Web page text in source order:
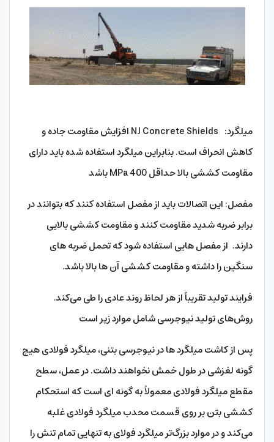
میلگرد: NJ Concrete Shields افزایش مقاومت جاده و
کاهش انحراف است. بنابراین میلگرد استفاده شده باید دارای
مقاومت کششی بالا حداقل 400 MPa باشد
مفصل: این اتصالات باید از مفصل‌ استفاده کنند که بتوانند در
برابر ضربه شدید مقاومت کنند و مقاومت کششی بالایی
دارند. از مفصل‌ هایی استفاده شود که تحمل ضربه ‌‌‌‌‌های
سنگین را داشته و مقاومت کششی آن‌ ها بالا باشد.
فرایند تولید تقریباً از هر لحاظ روند عادی را طی می‌کند.
روش‌‌‌‌های تولید نیوجرسی شامل موارد زیر است
پس از کاشت میلگرد ها در نیوجرسی بتنی، میلگرد فولادی هیچ
گونه لغزشی در طول خمش نخواهند داشت. در عمل، سطح
مقطع میلگرد فولادی معمولاً به گونه‌ ای است که استحکام
کششی بتن بر روی قسمت محدب میلگرد فولادی غلبه
می‌کند و در موارد بزرگ‌تر میلگرد فولای به تنهایی تمام تنش را